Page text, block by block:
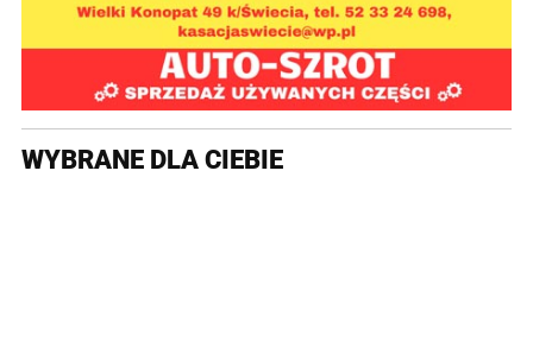
WYBRANE DLA CIEBIE